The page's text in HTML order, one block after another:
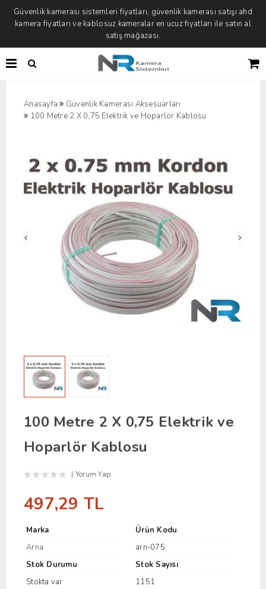
Güvenlik kamerası sistemleri fiyatları, güvenlik kamerası satışı ahd
kamera fiyatları ve kablosuz kameralar en ucuz fiyatları ile satın al
satış mağazası.
Anasayfa
Güvenlik Kamerası Aksesuarları
100 Metre 2 X 0,75 Elektrik ve Hoparlör Kablosu
100 Metre 2 X 0,75 Elektrik ve
Hoparlör Kablosu
Yorum Yap
497,29 TL
Marka
Arna
Ürün Kodu
arn-075
Stok Durumu
Stokta var
Stok Sayısı
1151